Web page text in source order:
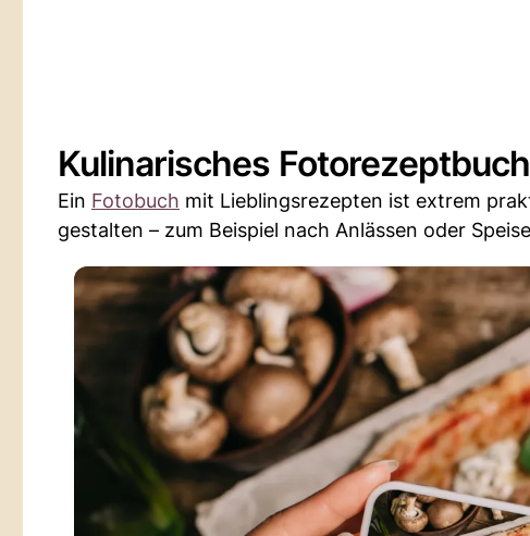
Kulinarisches Fotorezeptbuch
Ein Fotobuch mit Lieblingsrezepten ist extrem
gestalten – zum Beispiel nach Anlässen oder